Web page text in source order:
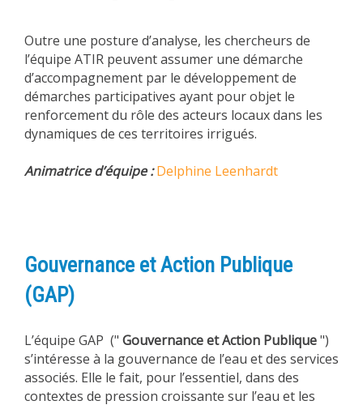
Outre une posture d’analyse, les chercheurs de
l’équipe ATIR peuvent assumer une démarche
d’accompagnement par le développement de
démarches participatives ayant pour objet le
renforcement du rôle des acteurs locaux dans les
dynamiques de ces territoires irrigués.
Animatrice d’équipe :Delphine Leenhardt
Gouvernance et Action Publique
(GAP)
L’équipe GAP (" Gouvernance et Action Publique")
s’intéresse à la gouvernance de l’eau et des services
associés. Elle le fait, pour l’essentiel, dans des
contextes de pression croissante sur l’eau et les